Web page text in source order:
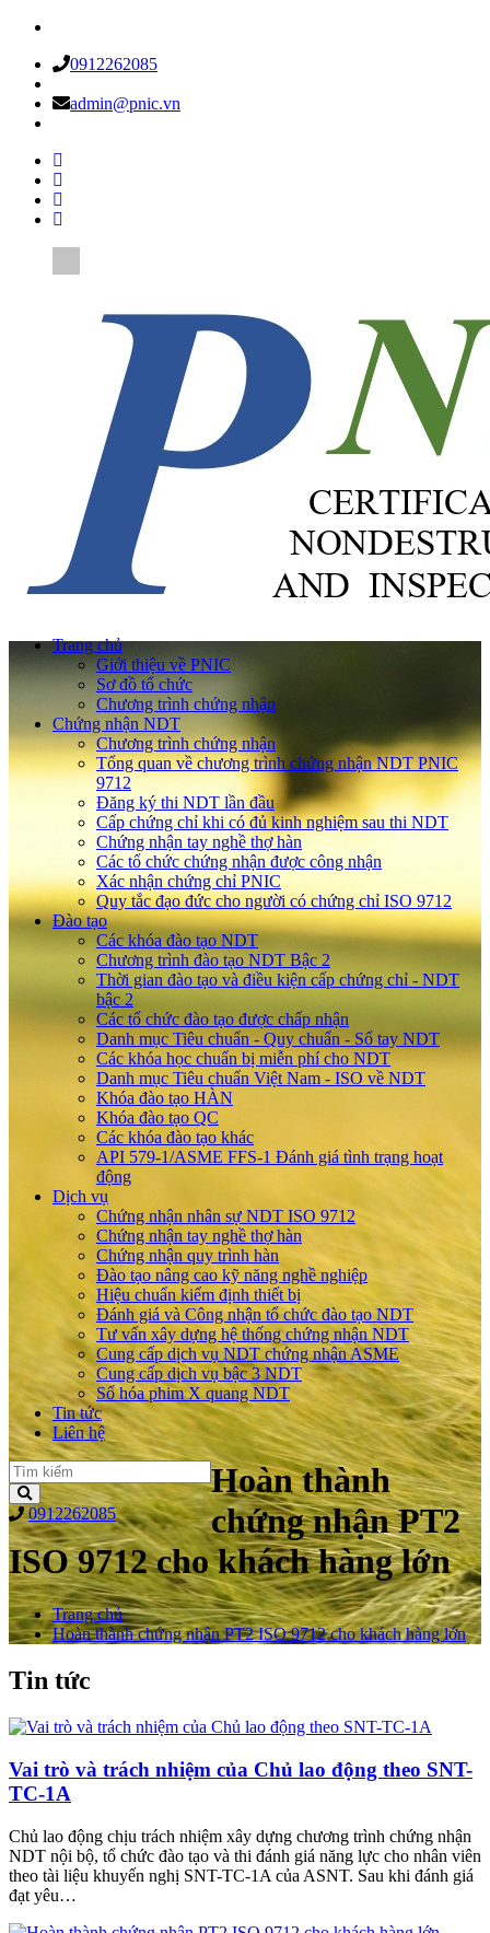
0912262085
admin@pnic.vn
Trang chủ
Giới thiệu về PNIC
Sơ đồ tổ chức
Chương trình chứng nhận
Chứng nhận NDT
Chương trình chứng nhận
Tổng quan về chương trình chứng nhận NDT PNIC
9712
Đăng ký thi NDT lần đầu
Cấp chứng chỉ khi có đủ kinh nghiệm sau thi NDT
Chứng nhận tay nghề thợ hàn
Các tổ chức chứng nhận được công nhận
Xác nhận chứng chỉ PNIC
Quy tắc đạo đức cho người có chứng chỉ ISO 9712
Đào tạo
Các khóa đào tạo NDT
Chương trình đào tạo NDT Bậc 2
Thời gian đào tạo và điều kiện cấp chứng chỉ - NDT
bậc 2
Các tổ chức đào tạo được chấp nhận
Danh mục Tiêu chuẩn - Quy chuẩn - Sổ tay NDT
Các khóa học chuẩn bị miễn phí cho NDT
Danh mục Tiêu chuẩn Việt Nam - ISO về NDT
Khóa đào tạo HÀN
Khóa đào tạo QC
Các khóa đào tạo khác
API 579-1/ASME FFS-1 Đánh giá tình trạng hoạt
động
Dịch vụ
Chứng nhận nhân sự NDT ISO 9712
Chứng nhận tay nghề thợ hàn
Chứng nhận quy trình hàn
Đào tạo nâng cao kỹ năng nghề nghiệp
Hiệu chuẩn kiểm định thiết bị
Đánh giá và Công nhận tổ chức đào tạo NDT
Tư vấn xây dựng hệ thống chứng nhận NDT
Cung cấp dịch vụ NDT chứng nhận ASME
Cung cấp dịch vụ bậc 3 NDT
Số hóa phim X quang NDT
Tin tức
Liên hệ
0912262085
Hoàn thành
chứng nhận PT2
ISO 9712 cho khách hàng lớn
Trang chủ
Hoàn thành chứng nhận PT2 ISO 9712 cho khách hàng lớn
Tin tức
Vai trò và trách nhiệm của Chủ lao động theo SNT-
TC-1A
Chủ lao động chịu trách nhiệm xây dựng chương trình chứng nhận
NDT nội bộ, tổ chức đào tạo và thi đánh giá năng lực cho nhân viên
theo tài liệu khuyến nghị SNT-TC-1A của ASNT. Sau khi đánh giá
đạt yêu…